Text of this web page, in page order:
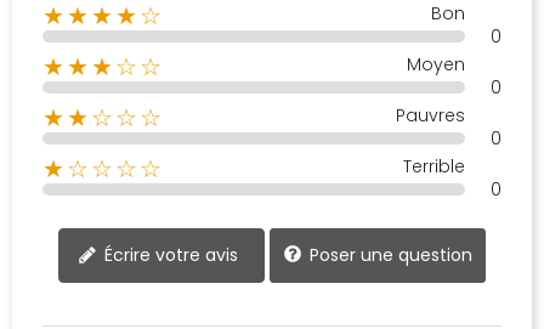
★★★★☆
Bon
0
★★★☆☆
Moyen
0
★★☆☆☆
Pauvres
0
★☆☆☆☆
Terrible
0
Écrire votre avis Poser une question